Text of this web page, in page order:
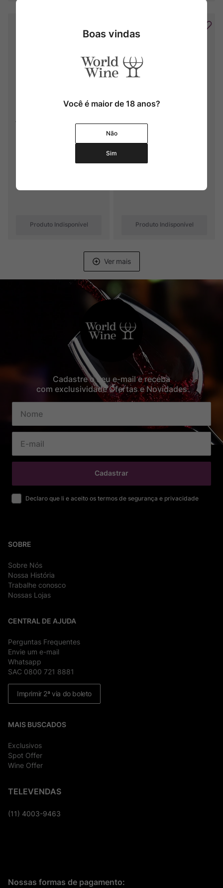
Produto Indisponível Produto Indisponível
Cadastre o seu e-mail e receba
com exclusividade Ofertas e Novidades
Cadastrar
Declaro que li e aceito os termos de segurança e privacidade
SOBRE
Sobre Nós
Nossa História
Trabalhe conosco
Nossas Lojas
CENTRAL DE AJUDA
Perguntas Frequentes
Envie um e-mail
Whatsapp
SAC 0800 721 8881
Imprimir 2ª via do boleto
MAIS BUSCADOS
Exclusivos
Spot Offer
Wine Offer
TELEVENDAS
(11) 4003-9463
Nossas formas de pagamento:
Boas vindas
Você é maior de 18 anos?
Não
Sim